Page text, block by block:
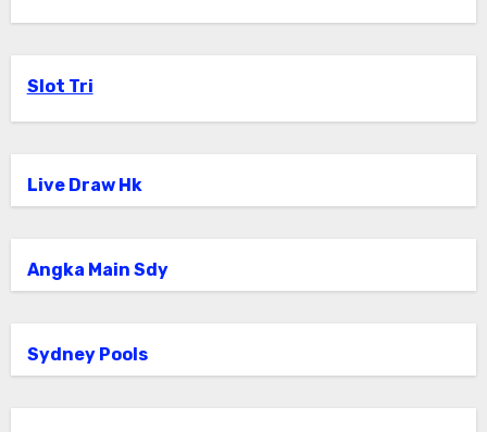
Slot Tri
Live Draw Hk
Angka Main Sdy
Sydney Pools